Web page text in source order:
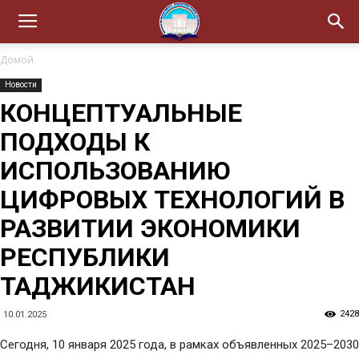
Домой
Новости
КОНЦЕПТУАЛЬНЫЕ
ПОДХОДЫ К
ИСПОЛЬЗОВАНИЮ
ЦИФРОВЫХ ТЕХНОЛОГИЙ В
РАЗВИТИИ ЭКОНОМИКИ
РЕСПУБЛИКИ
ТАДЖИКИСТАН
10.01.2025 2428
Сегодня, 10 января 2025 года, в рамках объявленных 2025–2030